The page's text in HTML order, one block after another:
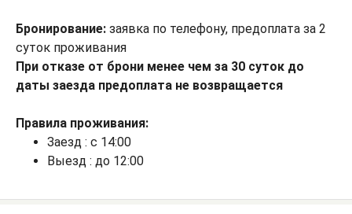
Бронирование: заявка по телефону, предоплата за 2
суток проживания
При отказе от брони менее чем за 30 суток до
даты заезда предоплата не возвращается
Правила проживания:
Заезд : с 14:00
Выезд : до 12:00